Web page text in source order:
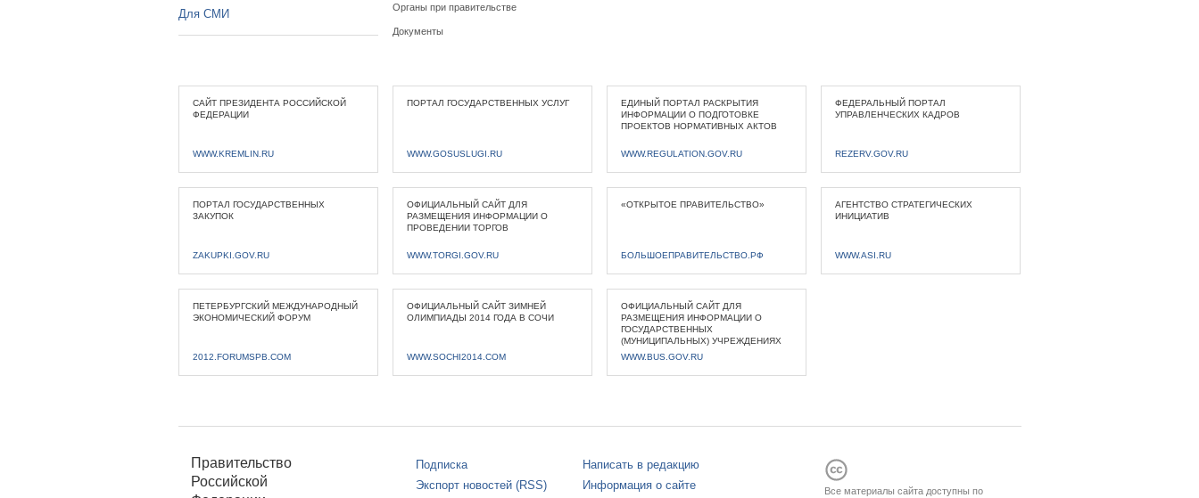
Органы при правительстве
Документы
Для СМИ
САЙТ ПРЕЗИДЕНТА РОССИЙСКОЙ
ФЕДЕРАЦИИ
WWW.KREMLIN.RU
ПОРТАЛ ГОСУДАРСТВЕННЫХ УСЛУГ
WWW.GOSUSLUGI.RU
ЕДИНЫЙ ПОРТАЛ РАСКРЫТИЯ
ИНФОРМАЦИИ О ПОДГОТОВКЕ
ПРОЕКТОВ НОРМАТИВНЫХ АКТОВ
WWW.REGULATION.GOV.RU
ФЕДЕРАЛЬНЫЙ ПОРТАЛ
УПРАВЛЕНЧЕСКИХ КАДРОВ
REZERV.GOV.RU
ПОРТАЛ ГОСУДАРСТВЕННЫХ
ЗАКУПОК
ZAKUPKI.GOV.RU
ОФИЦИАЛЬНЫЙ САЙТ ДЛЯ
РАЗМЕЩЕНИЯ ИНФОРМАЦИИ О
ПРОВЕДЕНИИ ТОРГОВ
WWW.TORGI.GOV.RU
«ОТКРЫТОЕ ПРАВИТЕЛЬСТВО»
БОЛЬШОЕПРАВИТЕЛЬСТВО.РФ
АГЕНТСТВО СТРАТЕГИЧЕСКИХ
ИНИЦИАТИВ
WWW.ASI.RU
ПЕТЕРБУРГСКИЙ МЕЖДУНАРОДНЫЙ
ЭКОНОМИЧЕСКИЙ ФОРУМ
2012.FORUMSPB.COM
ОФИЦИАЛЬНЫЙ САЙТ ЗИМНЕЙ
ОЛИМПИАДЫ 2014 ГОДА В СОЧИ
WWW.SOCHI2014.COM
ОФИЦИАЛЬНЫЙ САЙТ ДЛЯ
РАЗМЕЩЕНИЯ ИНФОРМАЦИИ О
ГОСУДАРСТВЕННЫХ
(МУНИЦИПАЛЬНЫХ) УЧРЕЖДЕНИЯХ
WWW.BUS.GOV.RU
Правительство
Российской
Подписка
Экспорт новостей (RSS)
Написать в редакцию
Информация о сайте
Все материалы сайта доступны по